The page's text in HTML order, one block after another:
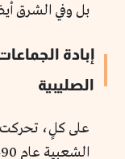
بل وفي الشرق
إبادة
الصليبية
على كلٍ، تحركت